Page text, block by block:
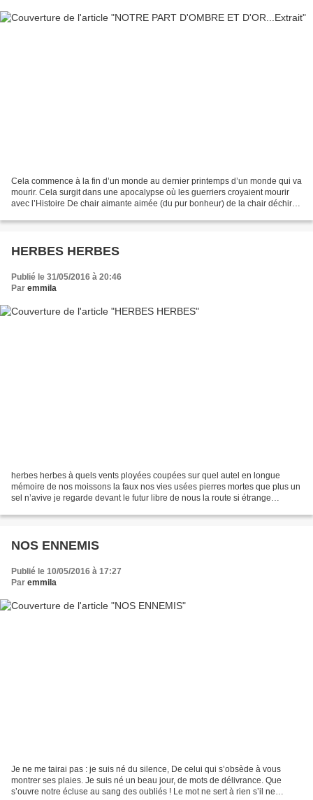
Cela commence à la fin d’un monde au dernier printemps d’un monde qui va
mourir. Cela surgit dans une apocalypse où les guerriers croyaient mourir
avec l’Histoire De chair aimante aimée (du pur bonheur) de la chair déchirée
HERBES HERBES
Publié le 31/05/2016 à 20:46
Par emmila
herbes herbes à quels vents ployées coupées sur quel autel en longue
mémoire de nos moissons la faux nos vies usées pierres mortes que plus un
sel n’avive je regarde devant le futur libre de nous la route si étrange
NOS ENNEMIS
Publié le 10/05/2016 à 17:27
Par emmila
Je ne me tairai pas : je suis né du silence, De celui qui s’obsède à vous
montrer ses plaies. Je suis né un beau jour, de mots de délivrance. Que
s’ouvre notre écluse au sang des oubliés ! Le mot ne sert à rien s’il ne